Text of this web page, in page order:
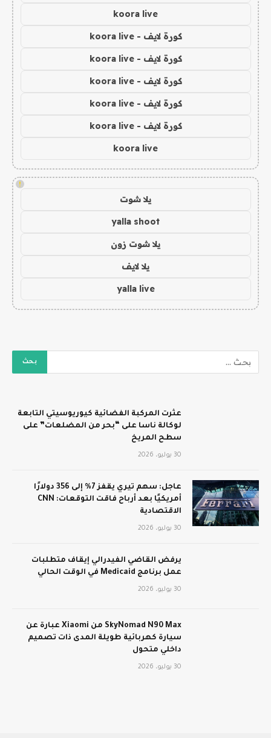
koora live
كورة لايف - koora live
كورة لايف - koora live
كورة لايف - koora live
كورة لايف - koora live
كورة لايف - koora live
koora live
!
يلا شوت
yalla shoot
يلا شوت زون
يلا لايف
yalla live
عثرت المركبة الفضائية كيوريوسيتي التابعة
لوكالة ناسا على “بحر من المضلعات” على
سطح المريخ
30 يوليو، 2026
عاجل: سهم تيري يقفز 7% إلى 356 دولارًا
أمريكيًا بعد أرباح فاقت التوقعات: CNN
الاقتصادية
30 يوليو، 2026
يرفض القاضي الفيدرالي إيقاف متطلبات
عمل برنامج Medicaid في الوقت الحالي
30 يوليو، 2026
SkyNomad N90 Max من Xiaomi عبارة عن
سيارة كهربائية طويلة المدى ذات تصميم
داخلي متحول
30 يوليو، 2026